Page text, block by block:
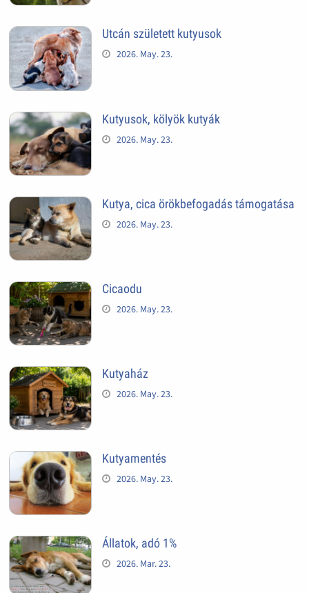
Utcán született kutyusok
2026. May. 23.
Kutyusok, kölyök kutyák
2026. May. 23.
Kutya, cica örökbefogadás támogatása
2026. May. 23.
Cicaodu
2026. May. 23.
Kutyaház
2026. May. 23.
Kutyamentés
2026. May. 23.
Állatok, adó 1%
2026. Mar. 23.